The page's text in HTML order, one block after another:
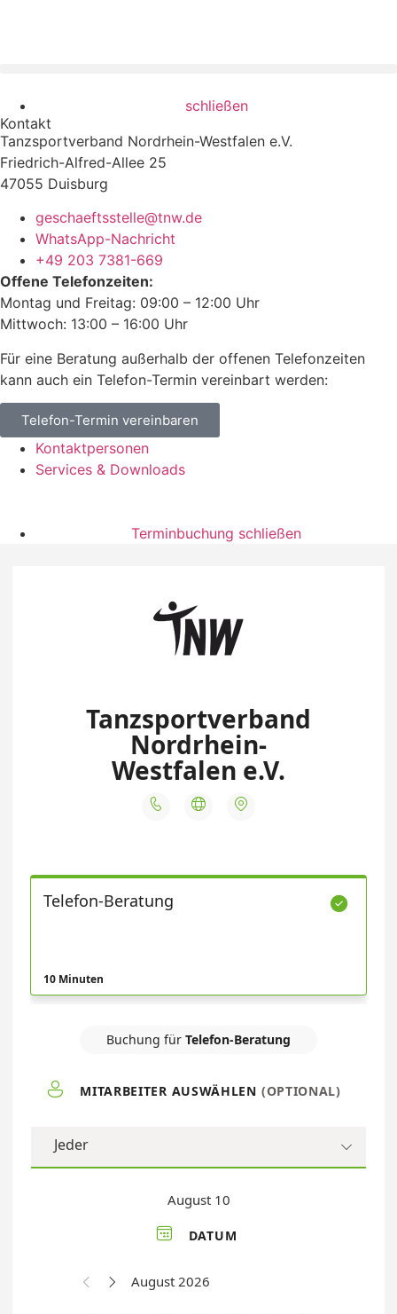
schließen
Kontakt
Tanzsportverband Nordrhein-Westfalen e.V.
Friedrich-Alfred-Allee 25
47055 Duisburg
geschaeftsstelle@tnw.de
WhatsApp-Nachricht
+49 203 7381-669
Offene Telefonzeiten:
Montag und Freitag: 09:00 – 12:00 Uhr
Mittwoch: 13:00 – 16:00 Uhr
Für eine Beratung außerhalb der offenen Telefonzeiten
kann auch ein Telefon-Termin vereinbart werden:
Telefon-Termin vereinbaren
Kontaktpersonen
Services & Downloads
Terminbuchung schließen